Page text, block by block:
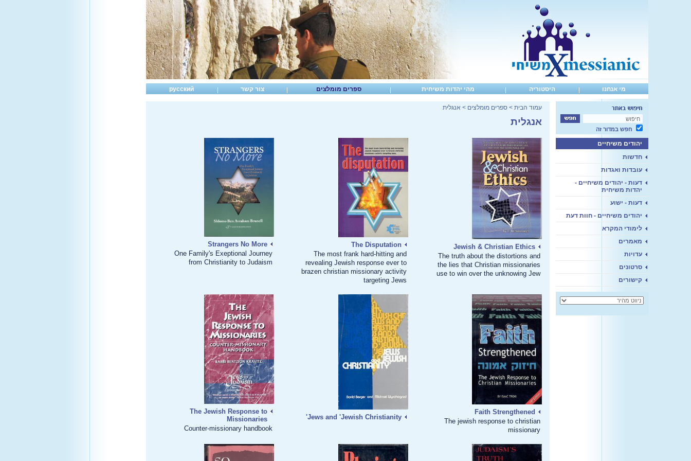
מי אנחנו היסטוריה מהי יהדות משיחית ספרים מומלצים צור קשר русский
חפש במדור זה
יהודים משיחיים
חדשות
עובדות ואגדות
דעות - יהודים משיחיים -
יהדות משיחית
דעות - ישוע
יהודים משיחיים - חוות דעת
לימודי המקרא
מאמרים
עדויות
סרטונים
קישורים
עמוד הבית > ספרים מומלצים > אנגלית
אנגלית
Jewish & Christian Ethics
The truth about the distortions and
the lies that Christian missionaries
use to win over the unknowing Jew
The Disputation
The most frank hard-hitting and
revealing Jewish response ever to
brazen christian missionary activity
targeting Jews
Strangers No More
One Family's Exeptional Journey
from Christianity to Judaism
Faith Strengthened
The jewish response to christian
missionary
Jews and 'Jewish Christianity'
The Jewish Response to
Missionaries
Counter-missionary handbook